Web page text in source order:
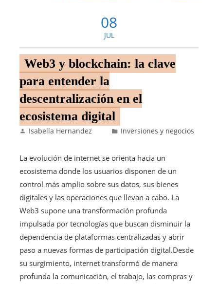
08
JUL
Web3 y blockchain: la clave
para entender la
descentralización en el
ecosistema digital
Isabella Hernandez Inversiones y negocios
La evolución de internet se orienta hacia un
ecosistema donde los usuarios disponen de un
control más amplio sobre sus datos, sus bienes
digitales y las operaciones que llevan a cabo. La
Web3 supone una transformación profunda
impulsada por tecnologías que buscan disminuir la
dependencia de plataformas centralizadas y abrir
paso a nuevas formas de participación digital.Desde
su surgimiento, internet transformó de manera
profunda la comunicación, el trabajo, las compras y